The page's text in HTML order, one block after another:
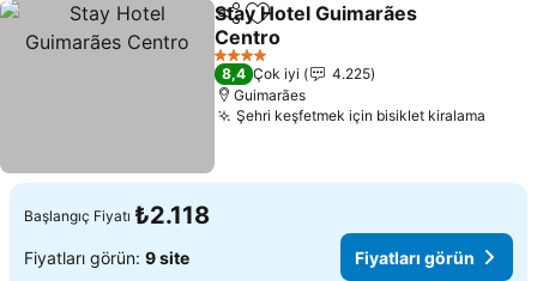
PaylaşFavorilerime ekle
Stay Hotel Guimarães
Centro
Fiyatları görün
4 Yıldız
8,4 Çok iyi
4.225
Guimarães
Şehri keşfetmek için bisiklet kiralama
Başlangıç Fiyatı ₺2.118
Fiyatları görün: 9 site Fiyatları görün